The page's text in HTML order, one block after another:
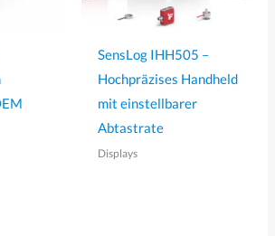
SensLog IHH505 –
Hochpräzises Handheld
mit einstellbarer
Abtastrate
Displays